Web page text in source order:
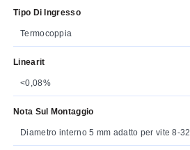
Tipo Di Ingresso
Termocoppia
Linearit
<0,08%
Nota Sul Montaggio
Diametro interno 5 mm adatto per vite 8-32